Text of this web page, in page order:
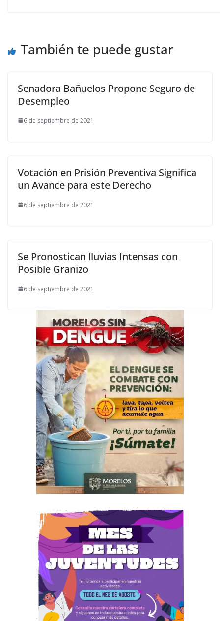
También te puede gustar
Senadora Bañuelos Propone Seguro de
Desempleo
6 de septiembre de 2021
Votación en Prisión Preventiva Significa
un Avance para este Derecho
6 de septiembre de 2021
Se Pronostican lluvias Intensas con
Posible Granizo
6 de septiembre de 2021